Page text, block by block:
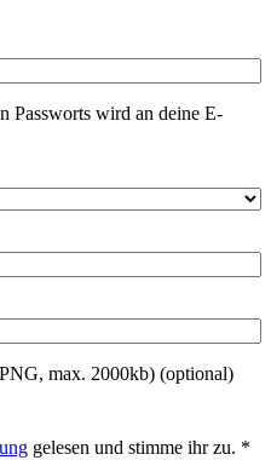
Passworts wird an deine E-
max. 2000kb) (optional)
gelesen und stimme ihr zu. *